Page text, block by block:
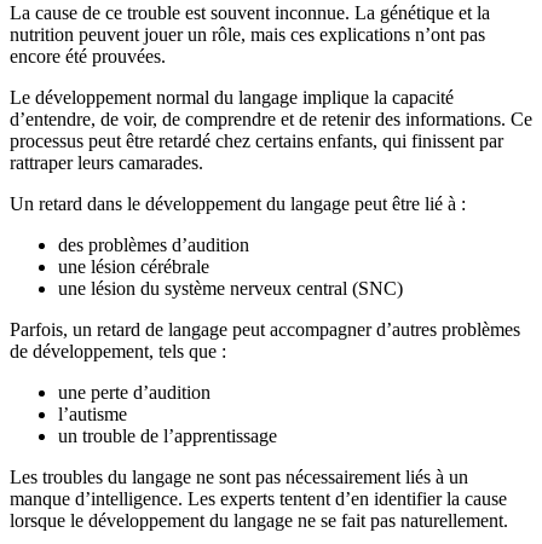
La cause de ce trouble est souvent inconnue. La génétique et la
nutrition peuvent jouer un rôle, mais ces explications n’ont pas
encore été prouvées.
Le développement normal du langage implique la capacité
d’entendre, de voir, de comprendre et de retenir des informations. Ce
processus peut être retardé chez certains enfants, qui finissent par
rattraper leurs camarades.
Un retard dans le développement du langage peut être lié à :
des problèmes d’audition
une lésion cérébrale
une lésion du système nerveux central (SNC)
Parfois, un retard de langage peut accompagner d’autres problèmes
de développement, tels que :
une perte d’audition
l’autisme
un trouble de l’apprentissage
Les troubles du langage ne sont pas nécessairement liés à un
manque d’intelligence. Les experts tentent d’en identifier la cause
lorsque le développement du langage ne se fait pas naturellement.